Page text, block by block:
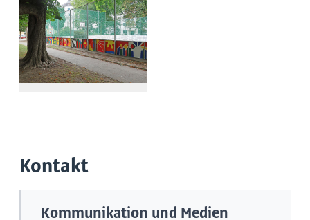
Kontakt
Kommunikation und Medien